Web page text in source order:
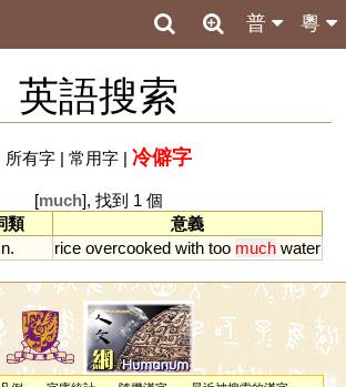
粵
普
英語搜索
所有字| 常用字| 冷僻字
[much], 找到 1 個
類
意義
n. rice overcooked with too much water